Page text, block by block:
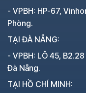
- VPBH: HP-67,
Phòng.
TẠI ĐÀ NẴNG:
- VPBH: LÔ 45,
Đà Nẵng.
TẠI HỒ CHÍ MINH: